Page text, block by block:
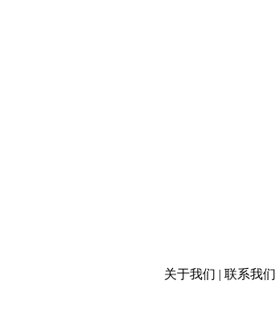
关于我们 | 联系我